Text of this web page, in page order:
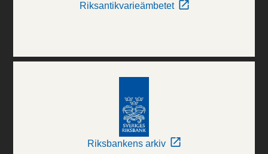
Riksantikvarieämbetet
Riksbankens arkiv